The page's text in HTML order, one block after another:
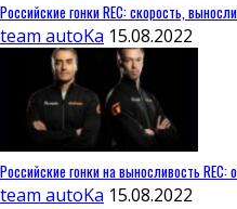
Российские гонки REC: скорость,
team autoKa 15.08.2022
Российские гонки на выносливость
team autoKa 15.08.2022